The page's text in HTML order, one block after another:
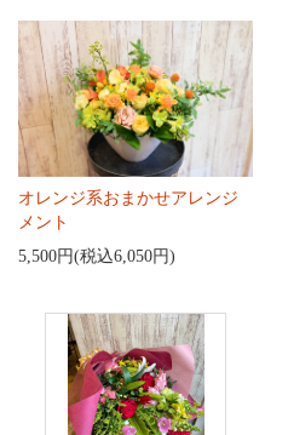
オレンジ系おまかせアレンジ
メント
5,500円(税込6,050円)